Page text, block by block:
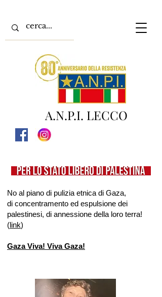
A.N.P.I. LECCO
No al piano di pulizia etnica di Gaza,
di concentramento ed espulsione dei
palestinesi, di annessione della loro terra!
(link)
Gaza Viva! Viva Gaza!